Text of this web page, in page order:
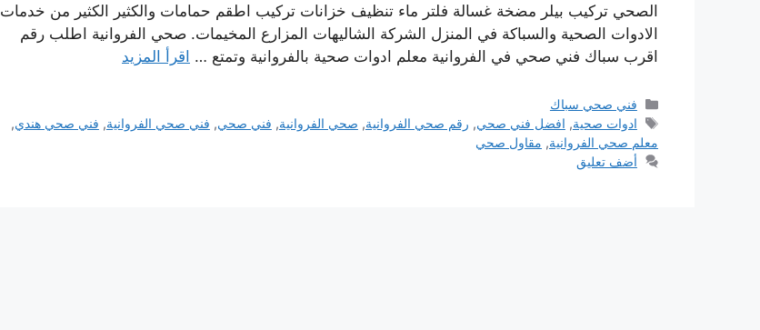
الصحي تركيب بيلر مضخة غسالة فلتر ماء تنظيف خزانات تركيب اطقم حمامات والكثير الكثير من خدمات
الادوات الصحية والسباكة في المنزل الشركة الشاليهات المزارع المخيمات. صحي الفروانية اطلب رقم
اقرب سباك فني صحي في الفروانية معلم ادوات صحية بالفروانية وتمتع … اقرأ المزيد
التصنيفات
فني صحي سباك
الوسوم
ادوات صحية, افضل فني صحي, رقم صحي الفروانية, صحي الفروانية, فني صحي, فني صحي الفروانية, فني صحي هندي,
معلم صحي الفروانية, مقاول صحي
أضف تعليق